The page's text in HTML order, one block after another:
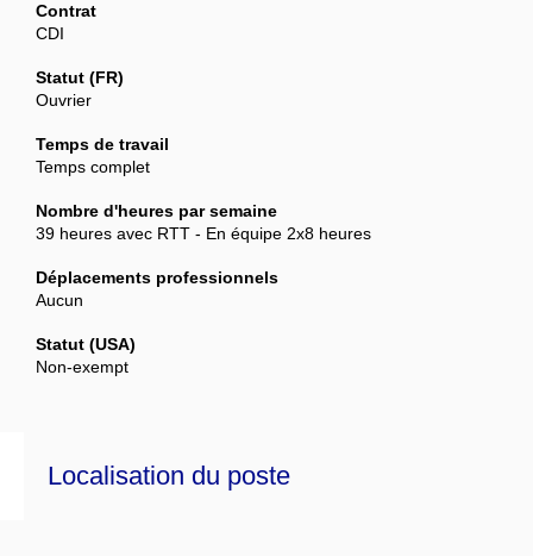
Contrat
CDI
Statut (FR)
Ouvrier
Temps de travail
Temps complet
Nombre d'heures par semaine
39 heures avec RTT - En équipe 2x8 heures
Déplacements professionnels
Aucun
Statut (USA)
Non-exempt
Localisation du poste